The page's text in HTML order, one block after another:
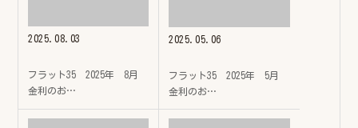
2025.08.03
フラット35 2025年 8月
金利のお…
2025.05.06
フラット35 2025年 5月
金利のお…